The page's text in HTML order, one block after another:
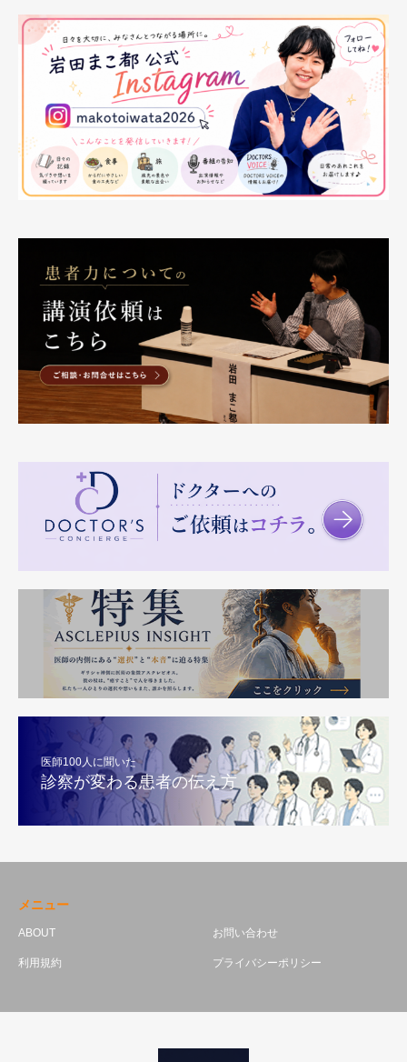
医師100人に聞いた
診察が変わる患者の伝え方
メニュー
ABOUT お問い合わせ
利用規約 プライバシーポリシー